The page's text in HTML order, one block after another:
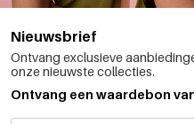
Nieuwsbrief
Ontvang exclusieve
onze nieuwste collecties.
Ontvang een waardebon